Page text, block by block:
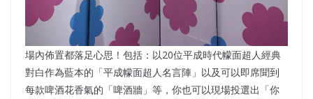
場內佈置都落足心思！包括：以20位平成時代幪面超人經典
對白作為藍本的「平成幪面超人名言陣」以及可以即席聞到
每款啤酒花香氣的「啤酒牆」等，你也可以現場投選出「你